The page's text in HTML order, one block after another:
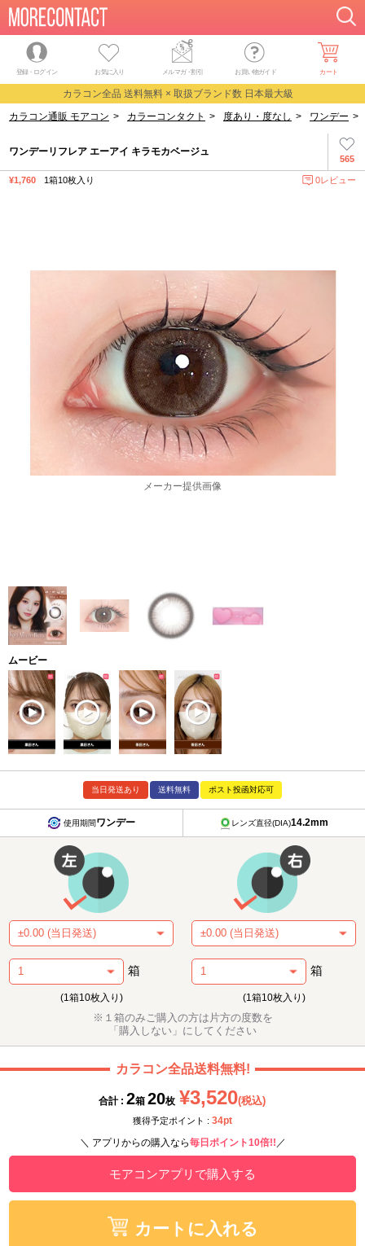
登録・ログイン お気に入り メルマガ・割引 お買い物ガイド カート
カラコン全品 送料無料 × 取扱ブランド数 日本最大級
カラコン通販 モアコン > カラーコンタクト > 度あり・度なし > ワンデー >
565
ワンデーリフレア エーアイ キラモカベージュ
¥1,760 1箱10枚入り 0レビュー
ムービー
当日発送あり 送料無料 ポスト投函対応可
使用期間ワンデー レンズ直径(DIA)14.2mm
箱
(1箱10枚入り)
箱
(1箱10枚入り)
※１箱のみご購入の方は片方の度数を
「購入しない」にしてください
カラコン全品送料無料!
合計 : 2箱 20枚 ¥3,520(税込)
獲得予定ポイント : 34pt
＼ アプリからの購入なら毎日ポイント10倍!! ／
モアコンアプリで購入する
カートに入れる